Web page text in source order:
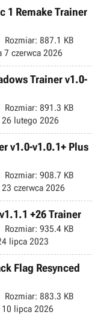
1 Remake Trainer
Rozmiar: 887.1 KB
7 czerwca 2026
Trainer v1.0-
Rozmiar: 891.3 KB
26 lutego 2026
v1.0-v1.0.1+ Plus
Rozmiar: 908.7 KB
23 czerwca 2026
+26 Trainer
Rozmiar: 935.4 KB
lipca 2023
Flag Resynced
Rozmiar: 883.3 KB
10 lipca 2026